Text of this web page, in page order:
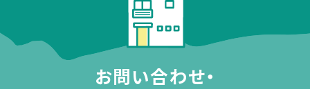
お問い合わせ・